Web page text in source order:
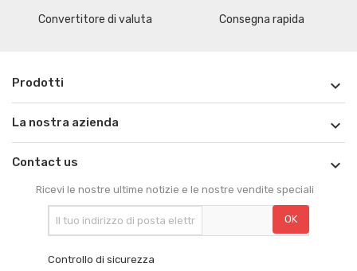
Convertitore di valuta Consegna rapida
Prodotti 
La nostra azienda 
Contact us 
Ricevi le nostre ultime notizie e le nostre vendite speciali
Controllo di sicurezza